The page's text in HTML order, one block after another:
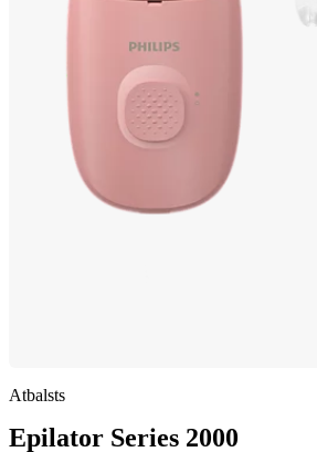
Atbalsts
Epilator Series 2000